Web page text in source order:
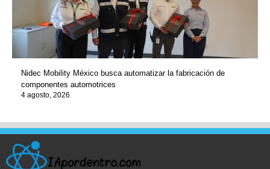
Nidec Mobility México busca automatizar la fabricación de
componentes automotrices
4 agosto, 2026